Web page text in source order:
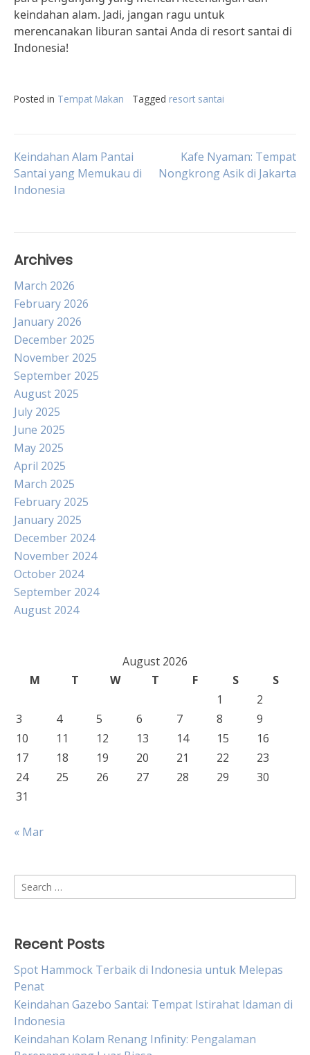
keindahan alam. Jadi, jangan ragu untuk
merencanakan liburan santai Anda di resort santai di
Indonesia!
Posted in Tempat Makan Tagged resort santai
Post
navigation
Keindahan Alam Pantai
Santai yang Memukau di
Indonesia
Kafe Nyaman: Tempat
Nongkrong Asik di Jakarta
Archives
March 2026
February 2026
January 2026
December 2025
November 2025
September 2025
August 2025
July 2025
June 2025
May 2025
April 2025
March 2025
February 2025
January 2025
December 2024
November 2024
October 2024
September 2024
August 2024
August 2026
M
T W T F S
S
1
2
3
4 5 6 7 8
9
10
11 12 13 14 15
16
17
18 19 20 21 22
23
24
25 26 27 28 29
30
31
« Mar
Search
for:
Recent Posts
Spot Hammock Terbaik di Indonesia untuk Melepas
Penat
Keindahan Gazebo Santai: Tempat Istirahat Idaman di
Indonesia
Keindahan Kolam Renang Infinity: Pengalaman